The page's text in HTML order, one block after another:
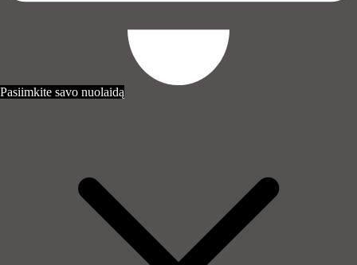
Pasiimkite savo nuolaidą